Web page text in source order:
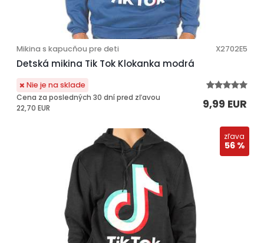
Detská mikina Tik Tok Klokanka modrá
Mikina s kapucňou pre deti X2702E5
Cena za posledných 30 dní pred zľavou
22,70 EUR
9,99 EUR
Nie je na sklade
zľava
56 %